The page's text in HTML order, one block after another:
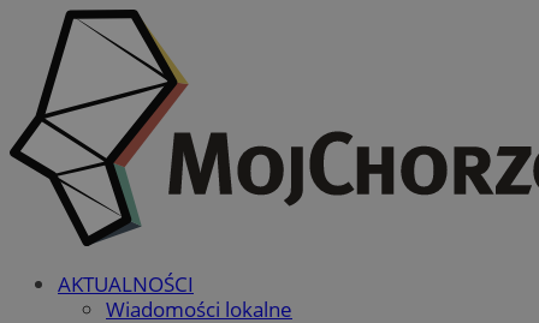
AKTUALNOŚCI
Wiadomości lokalne